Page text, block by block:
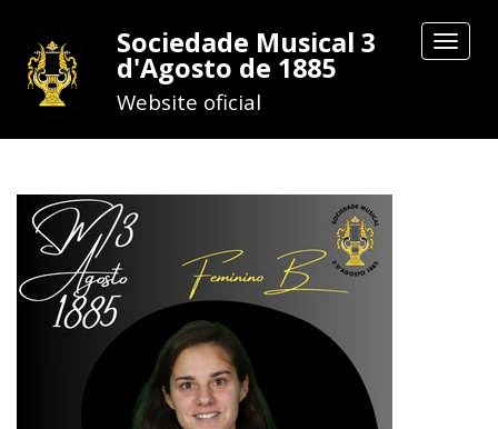
Toggle
Sociedade Musical 3
d'Agosto de 1885
Website oficial